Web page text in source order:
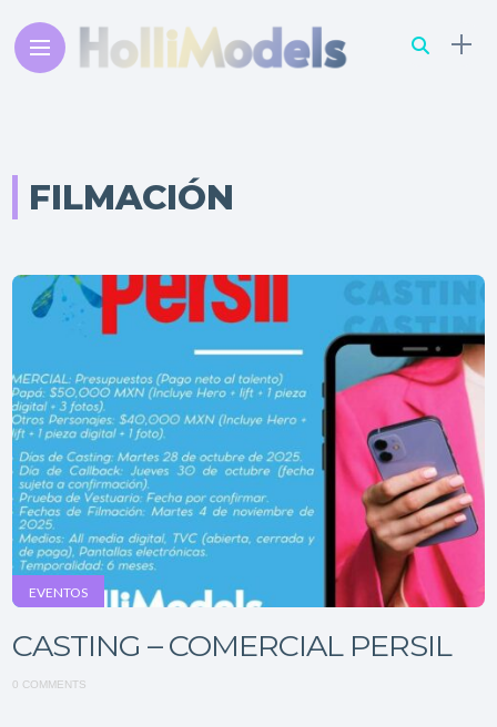
FILMACIÓN
EVENTOS
CASTING – COMERCIAL PERSIL
0 COMMENTS